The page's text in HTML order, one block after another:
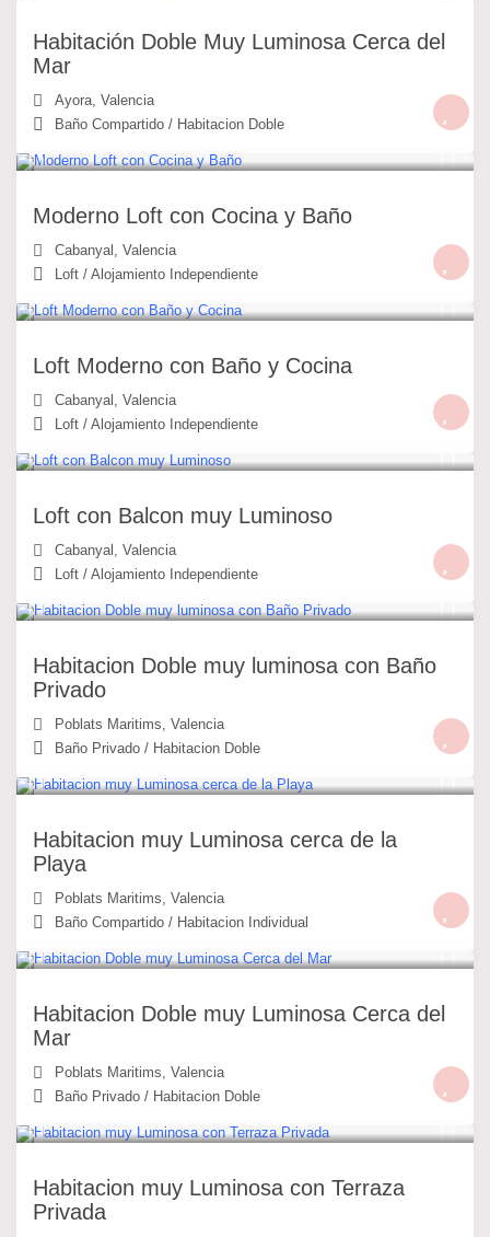
Habitación Doble Muy Luminosa Cerca del
Mar
Ayora,Valencia
Baño Compartido / Habitacion Doble
Moderno Loft con Cocina y Baño
Cabanyal ,Valencia
Loft /Alojamiento Independiente
Loft Moderno con Baño y Cocina
Cabanyal ,Valencia
Loft /Alojamiento Independiente
Loft con Balcon muy Luminoso
Cabanyal ,Valencia
Loft /Alojamiento Independiente
Habitacion Doble muy luminosa con Baño
Privado
Poblats Maritims,Valencia
Baño Privado / Habitacion Doble
Habitacion muy Luminosa cerca de la
Playa
Poblats Maritims,Valencia
Baño Compartido / Habitacion Individual
Habitacion Doble muy Luminosa Cerca del
Mar
Poblats Maritims,Valencia
Baño Privado / Habitacion Doble
Habitacion muy Luminosa con Terraza
Privada